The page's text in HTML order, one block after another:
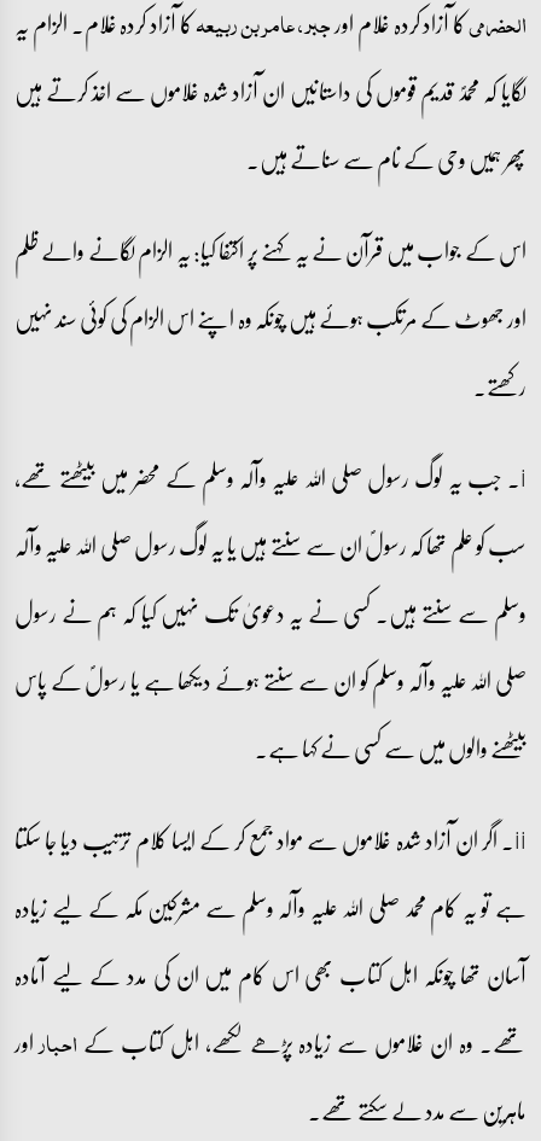
الحضرمیکا آزاد کردہ غلام اورجبر، عامر بن ربیعہکا آزاد کردہ غلام۔ الزام یہ
لگایا کہ محمدؐ قدیم قوموں کی داستانیں ان آزاد شدہ غلاموں سے اخذ کرتے ہیں
پھر ہمیں وحی کے نام سے سناتے ہیں۔
اس کے جواب میں قرآن نے یہ کہنے پر اکتفا کیا: یہ الزام لگانے والے ظلم
اور جھوٹ کے مرتکب ہوئے ہیں چونکہ وہ اپنے اس الزام کی کوئی سند نہیں
رکھتے۔
i۔ جب یہ لوگ رسول صلی اللہ علیہ وآلہ وسلم کے محضر میں بیٹھتے تھے،
سب کو علم تھا کہ رسولؐ ان سے سنتے ہیں یا یہ لوگ رسول صلی اللہ علیہ وآلہ
وسلم سے سنتے ہیں۔ کسی نے یہ دعویٰ تک نہیں کیا کہ ہم نے رسول
صلی اللہ علیہ وآلہ وسلم کو ان سے سنتے ہوئے دیکھا ہے یا رسولؐ کے پاس
بیٹھنے والوں میں سے کسی نے کہا ہے۔
ii۔ اگر ان آزاد شدہ غلاموں سے مواد جمع کر کے ایسا کلام ترتیب دیا جا سکتا
ہے تو یہ کام محمد صلی اللہ علیہ وآلہ وسلم سے مشرکین مکہ کے لیے زیادہ
آسان تھا چونکہ اہل کتاب بھی اس کام میں ان کی مدد کے لیے آمادہ
تھے۔ وہ ان غلاموں سے زیادہ پڑھے لکھے، اہل کتاب کےاحباراور
ماہرین سے مدد لے سکتے تھے۔